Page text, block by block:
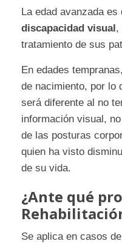
La edad avanzada
discapacidad visual,
tratamiento de sus
En edades
de nacimiento, por lo
será diferente al no
información visual,
de las posturas
quien ha visto
de su vida.
¿Ante qué
Se aplica en casos de